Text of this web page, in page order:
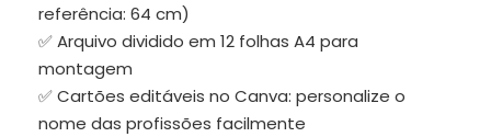
referência: 64 cm)
✅ Arquivo dividido em 12 folhas A4 para
montagem
✅ Cartões editáveis no Canva: personalize o
nome das profissões facilmente